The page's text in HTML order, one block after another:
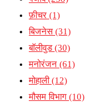
फ़ीचर (1)
बिजनेस(31)
बॉलीवुड(30)
मनोरंजन (61)
मोहाली(12)
मौसम विभाग (10)